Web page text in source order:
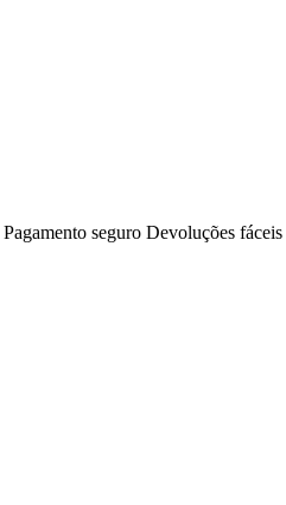
Pagamento seguro Devoluções fáceis